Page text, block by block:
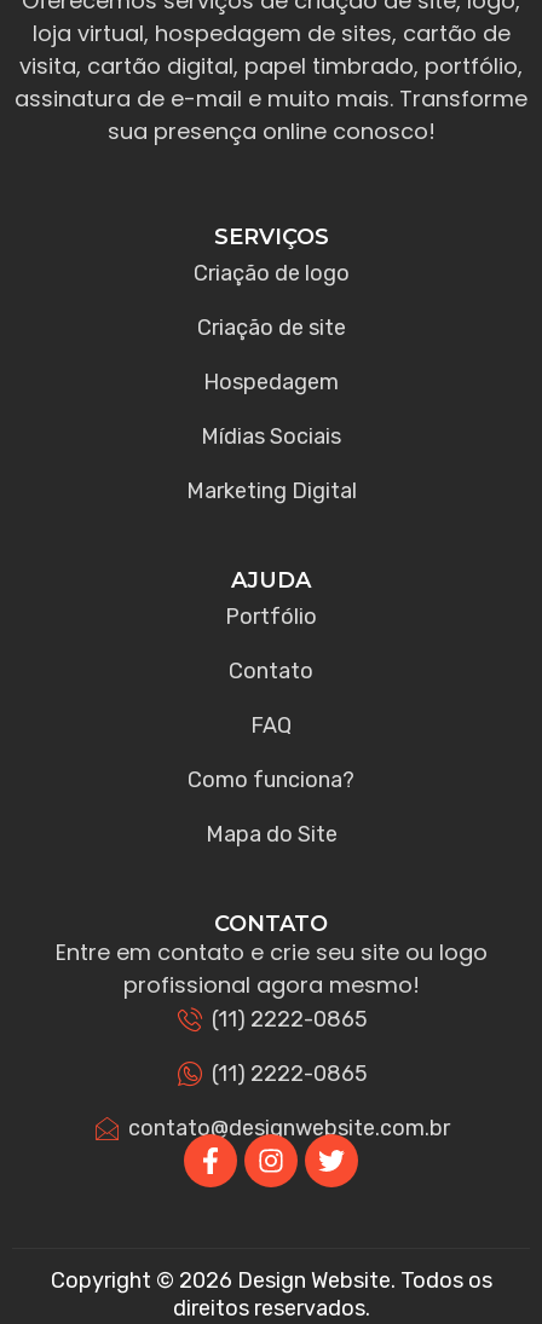
loja virtual, hospedagem de sites, cartão de
visita, cartão digital, papel timbrado, portfólio,
assinatura de e-mail e muito mais. Transforme
sua presença online conosco!
SERVIÇOS
Criação de logo
Criação de site
Hospedagem
Mídias Sociais
Marketing Digital
AJUDA
Portfólio
Contato
FAQ
Como funciona?
Mapa do Site
CONTATO
Entre em contato e crie seu site ou logo
profissional agora mesmo!
(11) 2222-0865
(11) 2222-0865
contato@designwebsite.com.br
Copyright © 2026 Design Website. Todos os
direitos reservados.